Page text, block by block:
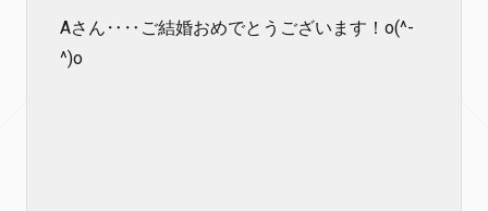
Aさん‥‥ご結婚おめでとうございます！o(^-
^)o